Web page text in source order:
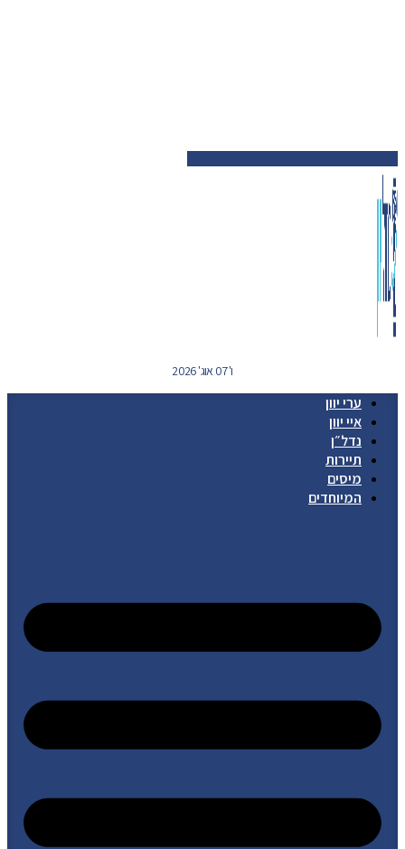
ו' 07 אוג' 2026
ערי יוון
איי יוון
נדל״ן
תיירות
מיסים
המיוחדים